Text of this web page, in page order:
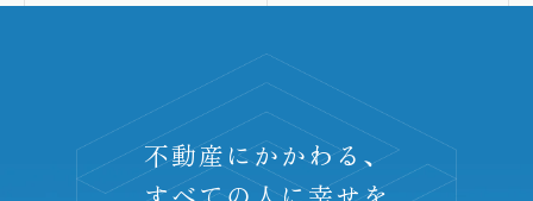
不動産にかかわる、